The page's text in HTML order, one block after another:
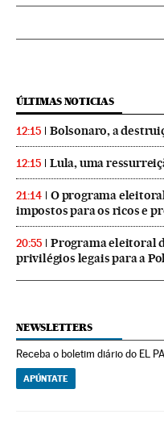
ÚLTIMAS NOTICIAS
12:15 Bolsonaro, a
12:15 Lula, uma
21:14
O programa
impostos para os ricos e
20:55
Programa eleitoral
privilégios legais para a
NEWSLETTERS
Receba o boletim diário do EL
APÚNTATE